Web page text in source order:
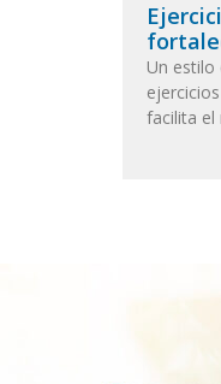
Un estilo
facilita el